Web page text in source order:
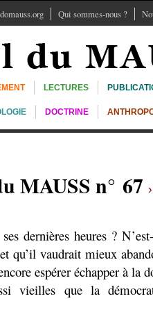
Qui sommes-nous ?
LECTURES
DOCTRINE
MAUSS n° 67
dernières heures ?
qu’il vaudrait mieux
espérer échapper à la
vieilles que la